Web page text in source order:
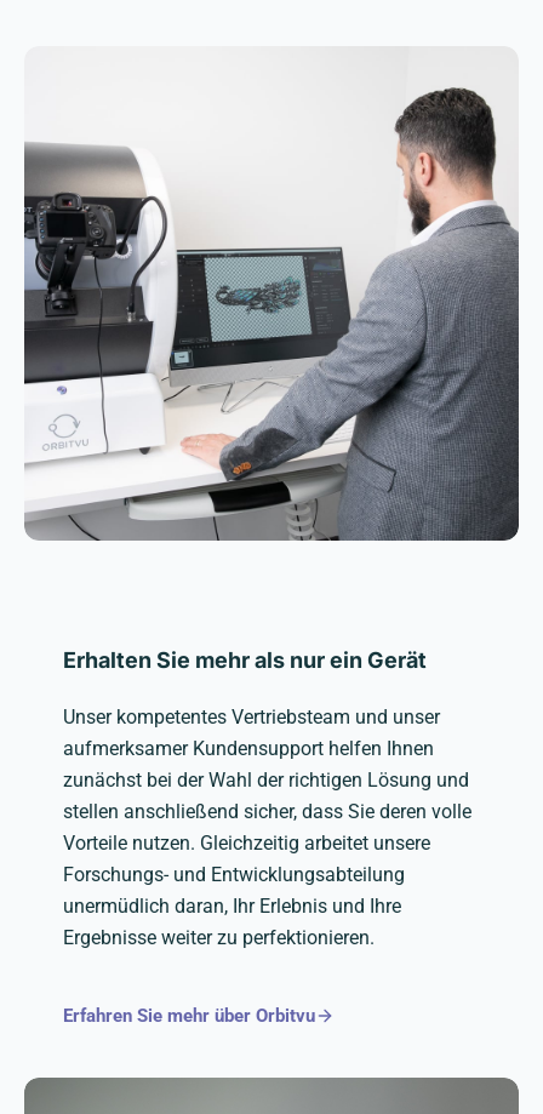
Erhalten Sie mehr als nur ein Gerät
Unser kompetentes Vertriebsteam und unser
aufmerksamer Kundensupport helfen Ihnen
zunächst bei der Wahl der richtigen Lösung und
stellen anschließend sicher, dass Sie deren volle
Vorteile nutzen. Gleichzeitig arbeitet unsere
Forschungs- und Entwicklungsabteilung
unermüdlich daran, Ihr Erlebnis und Ihre
Ergebnisse weiter zu perfektionieren.
Erfahren Sie mehr über Orbitvu